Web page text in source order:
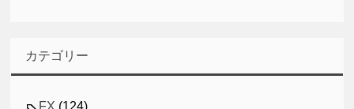
カテゴリー
FX (124)